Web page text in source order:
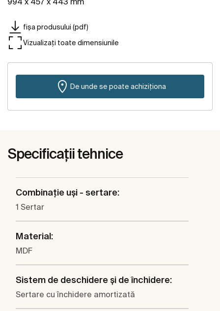
fișa produsului (pdf)
Vizualizați toate dimensiunile
De unde se poate achiziționa
Specificații tehnice
Combinaţie uşi - sertare:
1 Sertar
Material:
MDF
Sistem de deschidere şi de închidere:
Sertare cu închidere amortizată